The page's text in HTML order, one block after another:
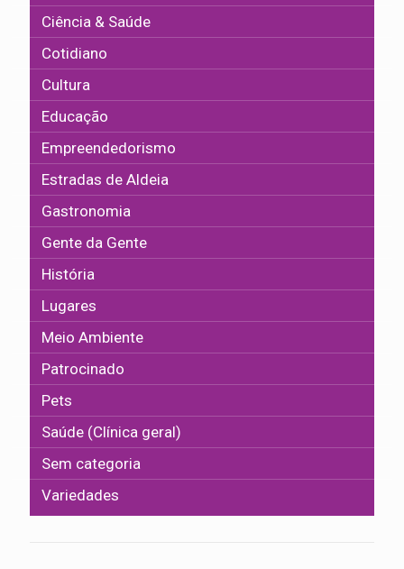
Ciência & Saúde
Cotidiano
Cultura
Educação
Empreendedorismo
Estradas de Aldeia
Gastronomia
Gente da Gente
História
Lugares
Meio Ambiente
Patrocinado
Pets
Saúde (Clínica geral)
Sem categoria
Variedades